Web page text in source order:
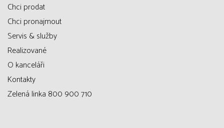
Chci prodat
Chci pronajmout
Servis & služby
Realizované
O kanceláři
Kontakty
Zelená linka 800 900 710